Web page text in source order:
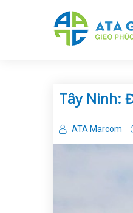
Tây Ninh:
ATA Marcom